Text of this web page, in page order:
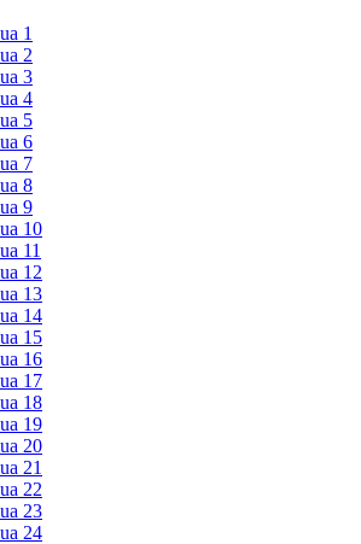
1
2
3
4
5
6
7
8
9
10
11
12
13
14
15
16
17
18
19
20
21
22
23
24